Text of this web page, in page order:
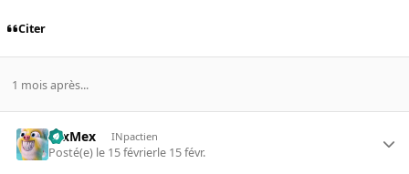
Citer
1 mois après...
TexMex INpactien
Posté(e) le 15 févrierle 15 févr.